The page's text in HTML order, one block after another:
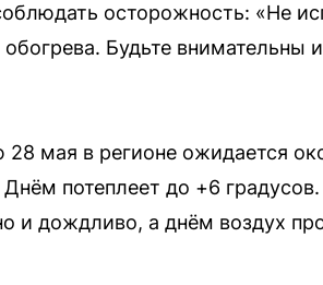
осторожность: «Не
Будьте
мая в регионе ожидается
потеплеет до +6
и дождливо, а днём воздух